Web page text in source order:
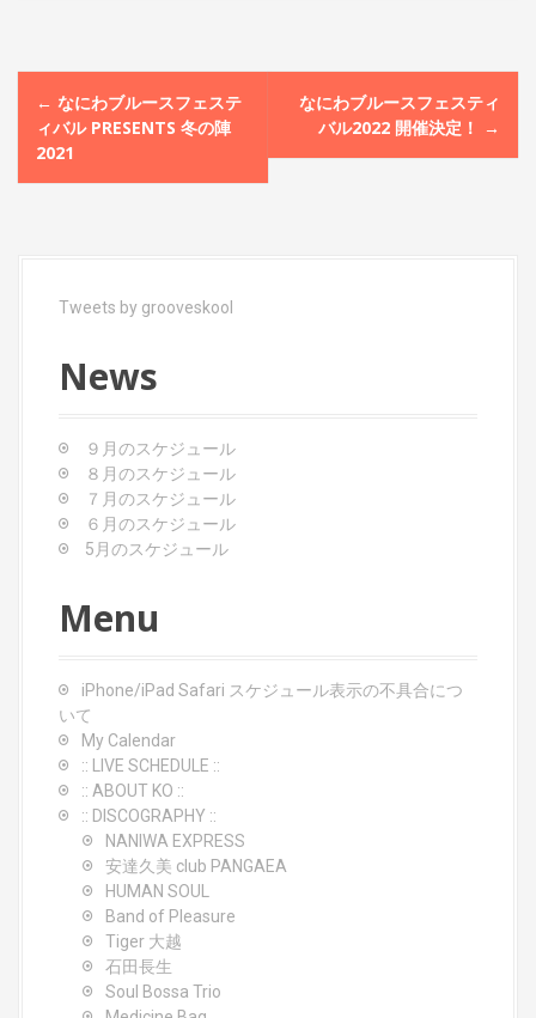
← なにわブルースフェステ
ィバル PRESENTS 冬の陣
2021
なにわブルースフェスティ
バル2022 開催決定！ →
Tweets by grooveskool
News
９月のスケジュール
８月のスケジュール
７月のスケジュール
６月のスケジュール
5月のスケジュール
Menu
iPhone/iPad Safari スケジュール表示の不具合につ
いて
My Calendar
:: LIVE SCHEDULE ::
:: ABOUT KO ::
:: DISCOGRAPHY ::
NANIWA EXPRESS
安達久美 club PANGAEA
HUMAN SOUL
Band of Pleasure
Tiger 大越
石田長生
Soul Bossa Trio